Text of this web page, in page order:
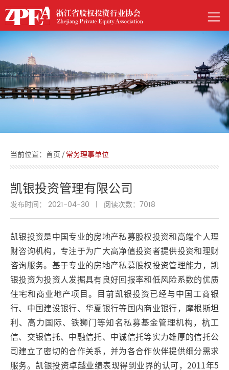
当前位置： 首页 / 常务理事单位
凯银投资管理有限公司
发布时间： 2021-04-30 | 阅读次数： 7018
凯银投资是中国专业的房地产私募股权投资和高端个人理
财咨询机构，专注于为广大高净值投资者提供投资和理财
咨询服务。基于专业的房地产私募股权投资管理能力，凯
银投资为投资人发掘具有良好回报率和低风险系数的优质
住宅和商业地产项目。目前凯银投资已经与中国工商银
行、中国建设银行、华夏银行等国内商业银行，摩根斯坦
利、高力国际、铁狮门等知名私募基金管理机构，杭工
信、交银信托、中融信托、中诚信托等实力雄厚的信托公
司建立了密切的合作关系，并为各合作伙伴提供细分需求
服务。凯银投资卓越业绩表现得到业界的认可，2011年5